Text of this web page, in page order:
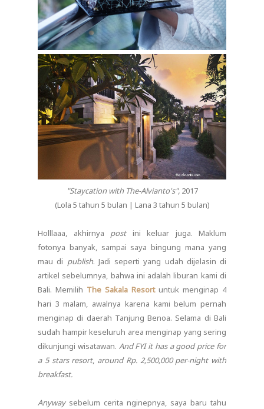
"Staycation with The-Alvianto's",2017
(Lola 5 tahun 5 bulan | Lana 3 tahun 5 bulan)
Holllaaa, akhirnya postini keluar juga. Maklum
fotonya banyak, sampai saya bingung mana yang
mau di publish. Jadi seperti yang udah dijelasin di
artikel sebelumnya, bahwa ini adalah liburan kami di
Bali. Memilih The Sakala Resortuntuk menginap 4
hari 3 malam, awalnya karena kami belum pernah
menginap di daerah Tanjung Benoa. Selama di Bali
sudah hampir keseluruh area menginap yang sering
dikunjungi wisatawan. And FYI it has a good price for
a 5 stars resort, around Rp. 2,500,000 per-night with
breakfast.
Anywaysebelum cerita nginepnya, saya baru tahu